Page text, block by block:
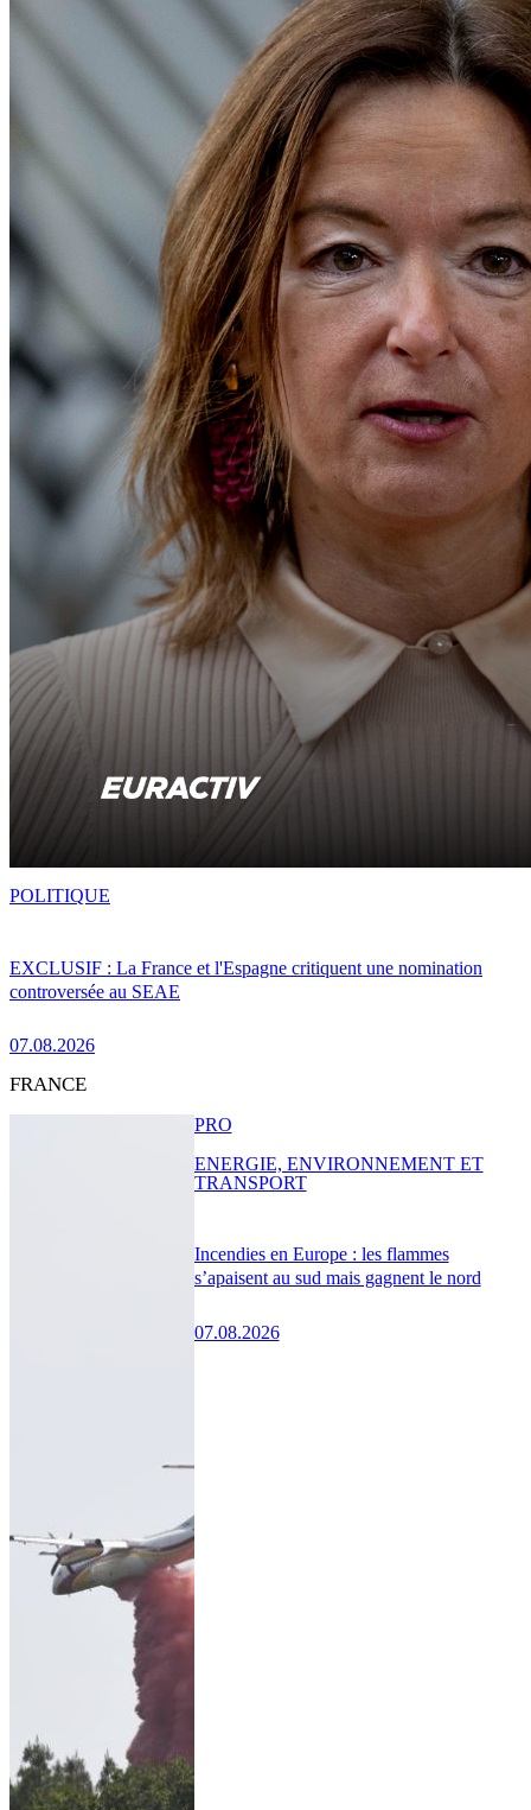
EXCLUSIF : La France et l'Espagne critiquent une nomination
controversée au SEAE
07.08.2026
POLITIQUE
FRANCE
Incendies en Europe : les flammes
s’apaisent au sud mais gagnent le nord
07.08.2026
PRO
ENERGIE, ENVIRONNEMENT ET
TRANSPORT